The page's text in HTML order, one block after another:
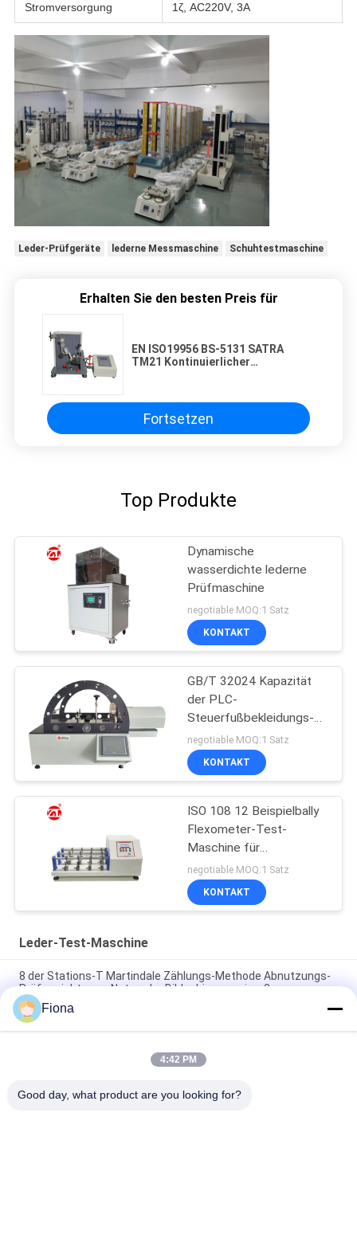
Stromversorgung 1ζ, AC220V, 3A
Leder-Prüfgeräte lederne Messmaschine Schuhtestmaschine
Erhalten Sie den besten Preis für
EN ISO19956 BS-5131 SATRA
TM21 Kontinuierlicher
Fortsetzen
Top Produkte
Dynamische
wasserdichte lederne
Prüfmaschine
negotiable MOQ:1 Satz
KONTAKT
GB/T 32024 Kapazität
der PLC-
Steuerfußbekleidungs-
Drehungs-
Prüfvorrichtungs-50
Nanometer
negotiable MOQ:1 Satz
KONTAKT
ISO 108 12 Beispielbally
Flexometer-Test-
Maschine für
Gewebe/Leder
negotiable MOQ:1 Satz
KONTAKT
Leder-Test-Maschine
8 der Stations-T Martindale Zählungs-Methode Abnutzungs-
Prüfvorrichtungs-Noten-der Bildschirmanzeige-2
EN ISO19956 BS-5131 SATRA TM21 Kontinuierlicher
Aufprallprüfer für die Ferse
ASTM F1614 ASTM F1976 Leistungstester für die
Fiona
4:42 PM
Good day, what product are you looking for?